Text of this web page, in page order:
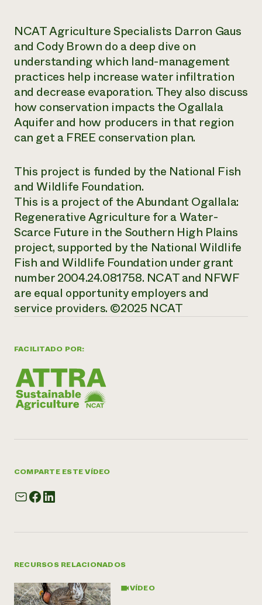
un
Llame a la
directa de
1-800-346-
FACILITADO POR:
COMPARTE ESTE VÍDEO
RECURSOS RELACIONADOS
VÍDEO
NCAT Agriculture Specialists Darron Gaus
and Cody Brown do a deep dive on
understanding which land-management
practices help increase water infiltration
and decrease evaporation. They also discuss
how conservation impacts the Ogallala
Aquifer and how producers in that region
can get a FREE conservation plan.
This project is funded by the National Fish
and Wildlife Foundation.
This is a project of the Abundant Ogallala:
Regenerative Agriculture for a Water-
Scarce Future in the Southern High Plains
project, supported by the National Wildlife
Fish and Wildlife Foundation under grant
number 2004.24.081758. NCAT and NFWF
are equal opportunity employers and
service providers. ©2025 NCAT